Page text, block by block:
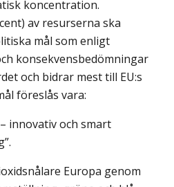
koncentration.
av resurserna ska
mål som enligt
konsekvensbedömningar
och bidrar mest till EU:s
föreslås vara:
innovativ och smart
Europa genom